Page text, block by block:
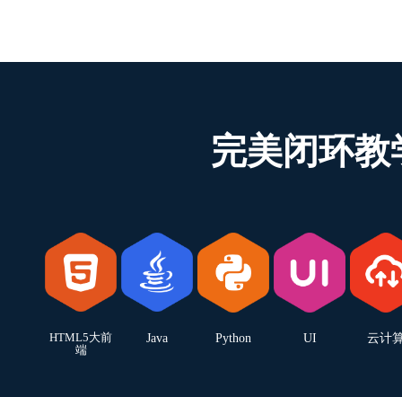
完美闭环
HTML5大前
端
Java Python UI 云计